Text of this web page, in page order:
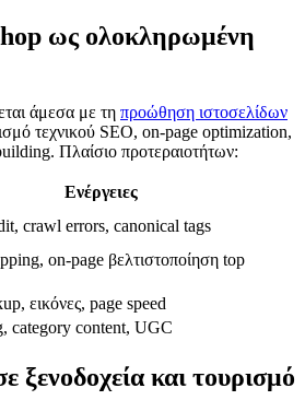
ως ολοκληρωμένη
άμεσα με τη προώθηση ιστοσελίδων
τεχνικού SEO, on-page optimization,
Πλαίσιο προτεραιοτήτων:
Ενέργειες
crawl errors, canonical tags
on-page βελτιστοποίηση top
εικόνες, page speed
category content, UGC
ξενοδοχεία και τουρισμό